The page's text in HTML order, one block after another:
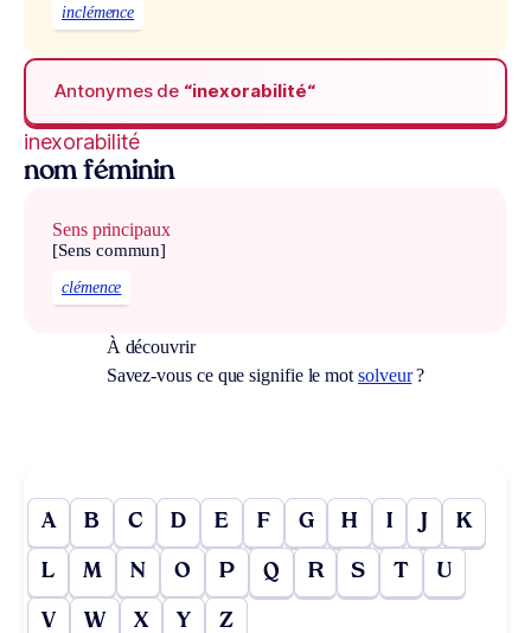
inclémence
Antonymes de “inexorabilité“
inexorabilité
nom féminin
Sens principaux
[Sens commun]
clémence
À découvrir
Savez-vous ce que signifie le mot solveur?
A B C D E F G H I J K
L M N O P Q R S T U
V W X Y Z